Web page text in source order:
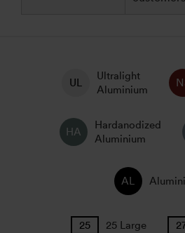
Ultralight
Aluminium
Hardanodized
Aluminium
25 Large